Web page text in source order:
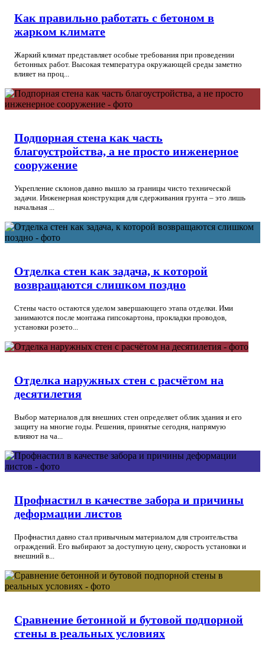
Как правильно работать с бетоном в
жарком климате
Жаркий климат представляет особые требования при проведении
бетонных работ. Высокая температура окружающей среды заметно
влияет на проц...
Подпорная стена как часть
благоустройства, а не просто инженерное
сооружение
Укрепление склонов давно вышло за границы чисто технической
задачи. Инженерная конструкция для сдерживания грунта – это лишь
начальная ...
Отделка стен как задача, к которой
возвращаются слишком поздно
Стены часто остаются уделом завершающего этапа отделки. Ими
занимаются после монтажа гипсокартона, прокладки проводов,
установки розето...
Отделка наружных стен с расчётом на
десятилетия
Выбор материалов для внешних стен определяет облик здания и его
защиту на многие годы. Решения, принятые сегодня, напрямую
влияют на ча...
Профнастил в качестве забора и причины
деформации листов
Профнастил давно стал привычным материалом для строительства
ограждений. Его выбирают за доступную цену, скорость установки и
внешний в...
Сравнение бетонной и бутовой подпорной
стены в реальных условиях